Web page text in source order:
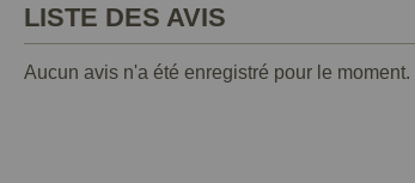
LISTE DES AVIS
Aucun avis n'a été enregistré pour le moment.